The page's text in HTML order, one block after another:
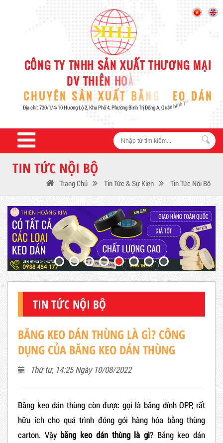
TIN TỨC NỘI BỘ
Trang Chủ Tin Tức & Sự Kiện Tin Tức Nội Bộ
TIN TỨC NỘI BỘ
BĂNG KEO DÁN THÙNG LÀ GÌ? CÔNG
DỤNG CỦA BĂNG KEO DÁN THÙNG
Thứ tư, 14:25 Ngày 10/08/2022
Băng keo dán thùng còn được gọi là băng dính OPP, rất
hữu ích cho quá trình đóng gói hàng hóa bằng thùng
carton. Vậy băng keo dán thùng là gì? Băng keo dán